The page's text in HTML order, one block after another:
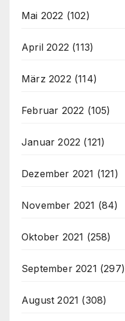
Mai 2022 (102)
April 2022 (113)
März 2022 (114)
Februar 2022 (105)
Januar 2022 (121)
Dezember 2021 (121)
November 2021 (84)
Oktober 2021 (258)
September 2021 (297)
August 2021 (308)